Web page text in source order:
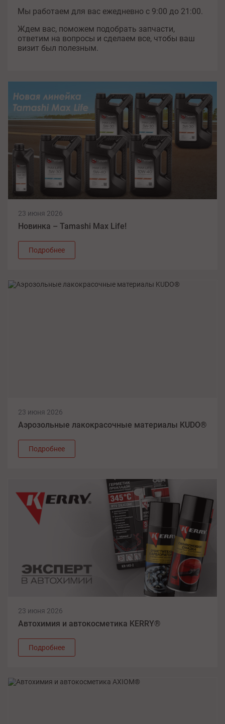
Мы работаем для вас ежедневно с 9:00 до 21:00.
Ждем вас, поможем подобрать запчасти,
ответим на вопросы и сделаем все, чтобы ваш
визит был полезным.
23 июня 2026
Новинка – Tamashi Max Life!
Подробнее
23 июня 2026
Аэрозольные лакокрасочные материалы KUDO®
Подробнее
23 июня 2026
Автохимия и автокосметика KERRY®
Подробнее